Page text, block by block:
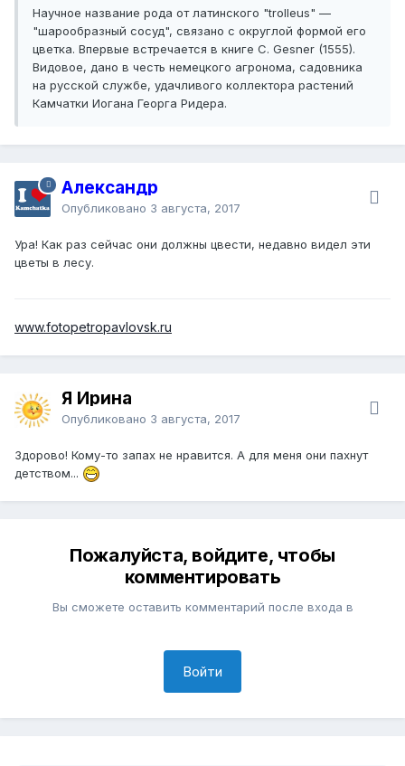
Научное название рода от латинского "trolleus" —
"шарообразный сосуд", связано с округлой формой его
цветка. Впервые встречается в книге C. Gesner (1555).
Видовое, дано в честь немецкого агронома, садовника
на русской службе, удачливого коллектора растений
Камчатки Иогана Георга Ридера.
Александр
Опубликовано 3 августа, 2017
Ура! Как раз сейчас они должны цвести, недавно видел эти
цветы в лесу.
www.fotopetropavlovsk.ru
Я Ирина
Опубликовано 3 августа, 2017
Здорово! Кому-то запах не нравится. А для меня они пахнут
детством...
Пожалуйста, войдите, чтобы
комментировать
Вы сможете оставить комментарий после входа в
Войти